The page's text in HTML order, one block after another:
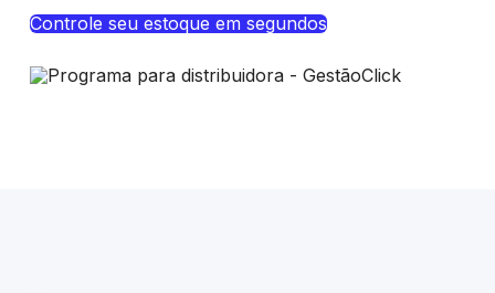
Controle seu estoque em segundos